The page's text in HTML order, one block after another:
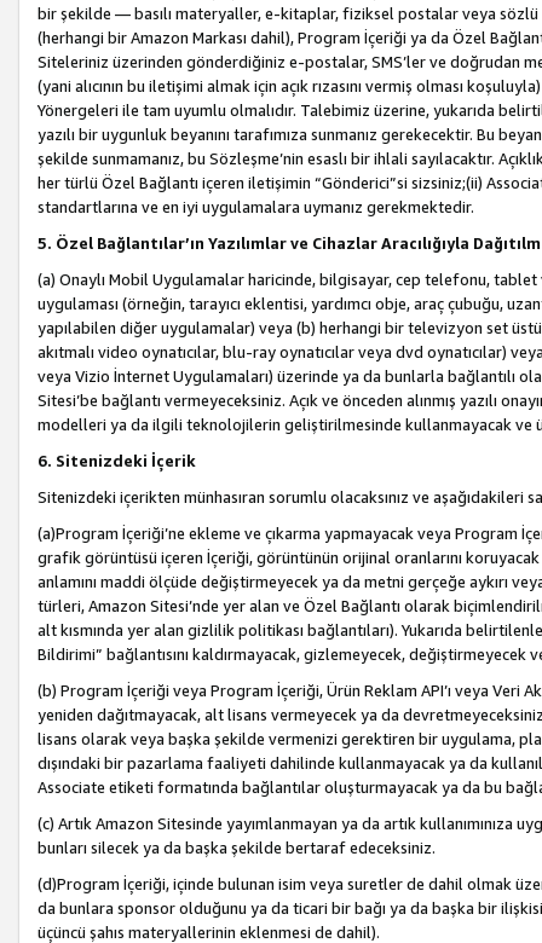
bir şekilde — basılı materyaller, e-kitaplar, fiziksel postalar veya sözlü
(herhangi bir Amazon Markası dahil), Program İçeriği ya da Özel
Siteleriniz üzerinden gönderdiğiniz e-postalar, SMS’ler ve doğrudan
(yani alıcının bu iletişimi almak için açık rızasını vermiş olması
Yönergeleri ile tam uyumlu olmalıdır. Talebimiz üzerine, yukarıda
yazılı bir uygunluk beyanını tarafımıza sunmanız gerekecektir. Bu
şekilde sunmamanız, bu Sözleşme’nin esaslı bir ihlali sayılacaktır.
her türlü Özel Bağlantı içeren iletişimin “Gönderici”si sizsiniz;(ii)
standartlarına ve en iyi uygulamalara uymanız gerekmektedir.
5. Özel Bağlantılar’ın Yazılımlar ve Cihazlar Aracılığıyla
(a) Onaylı Mobil Uygulamalar haricinde, bilgisayar, cep telefonu,
uygulaması (örneğin, tarayıcı eklentisi, yardımcı obje, araç çubuğu,
yapılabilen diğer uygulamalar) veya (b) herhangi bir televizyon set
akıtmalı video oynatıcılar, blu-ray oynatıcılar veya dvd oynatıcılar)
veya Vizio İnternet Uygulamaları) üzerinde ya da bunlarla bağlantılı
Sitesi’be bağlantı vermeyeceksiniz. Açık ve önceden alınmış yazılı
modelleri ya da ilgili teknolojilerin geliştirilmesinde kullanmayacak ve
6. Sitenizdeki İçerik
Sitenizdeki içerikten münhasıran sorumlu olacaksınız ve aşağıdakileri
(a)Program İçeriği’ne ekleme ve çıkarma yapmayacak veya Program
grafik görüntüsü içeren İçeriği, görüntünün orijinal oranlarını
anlamını maddi ölçüde değiştirmeyecek ya da metni gerçeğe aykırı
türleri, Amazon Sitesi’nde yer alan ve Özel Bağlantı olarak
alt kısmında yer alan gizlilik politikası bağlantıları). Yukarıda
Bildirimi” bağlantısını kaldırmayacak, gizlemeyecek,
(b) Program İçeriği veya Program İçeriği, Ürün Reklam API’ı veya Veri
yeniden dağıtmayacak, alt lisans vermeyecek ya da
lisans olarak veya başka şekilde vermenizi gerektiren bir uygulama,
dışındaki bir pazarlama faaliyeti dahilinde kullanmayacak ya da
Associate etiketi formatında bağlantılar oluşturmayacak ya da bu
(c) Artık Amazon Sitesinde yayımlanmayan ya da artık kullanımınıza
bunları silecek ya da başka şekilde bertaraf edeceksiniz.
(d)Program İçeriği, içinde bulunan isim veya suretler de dahil olmak
da bunlara sponsor olduğunu ya da ticari bir bağı ya da başka bir
üçüncü şahıs materyallerinin eklenmesi de dahil).